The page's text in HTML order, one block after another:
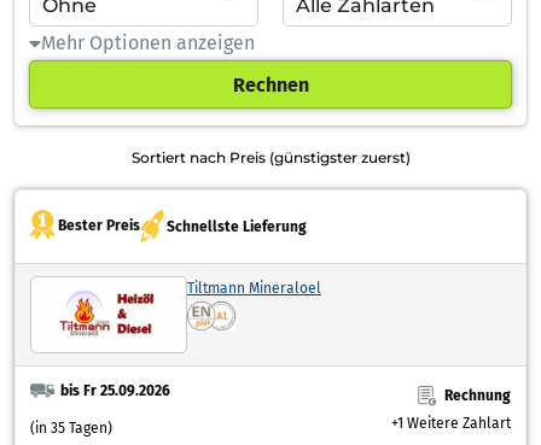
Mehr Optionen anzeigen
Rechnen
Sortiert nach Preis (günstigster zuerst)
Bester Preis Schnellste Lieferung
Tiltmann Mineraloel
bis Fr 25.09.2026
(in 35 Tagen)
Rechnung
+1 Weitere Zahlart